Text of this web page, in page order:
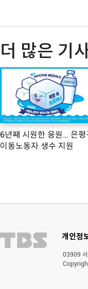
더 많은 기
6년째 시원한 응원… 은평
이동노동자 생수 지원
개인정
03909